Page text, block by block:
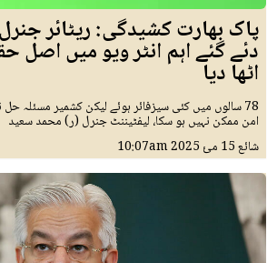
پاک بھارت کشیدگی: ریٹائر
دئے گئے اہم انٹر ویو میں اصل
اٹھا دیا
78 سالوں میں کئی سیزفائر ہوئے لیکن کشمیر مسئلہ حل
امن ممکن نہیں ہو سکا، لیفٹیننٹ جنرل (ر) محمد سعید
شائع15 مئ 2025 10:07am